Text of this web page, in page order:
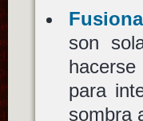
son
para
sombra